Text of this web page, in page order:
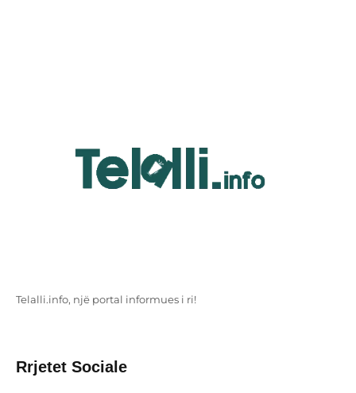
Telalli.info, një portal informues i ri!
Rrjetet Sociale